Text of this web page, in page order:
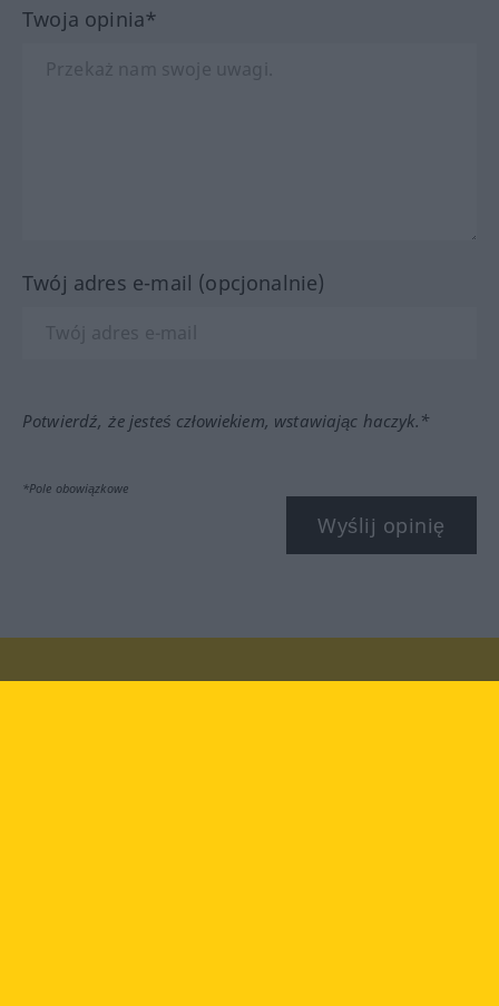
Twoja opinia*
Twój adres e-mail (opcjonalnie)
Potwierdź, że jesteś człowiekiem, wstawiając haczyk.*
*Pole obowiązkowe
Wyślij opinię